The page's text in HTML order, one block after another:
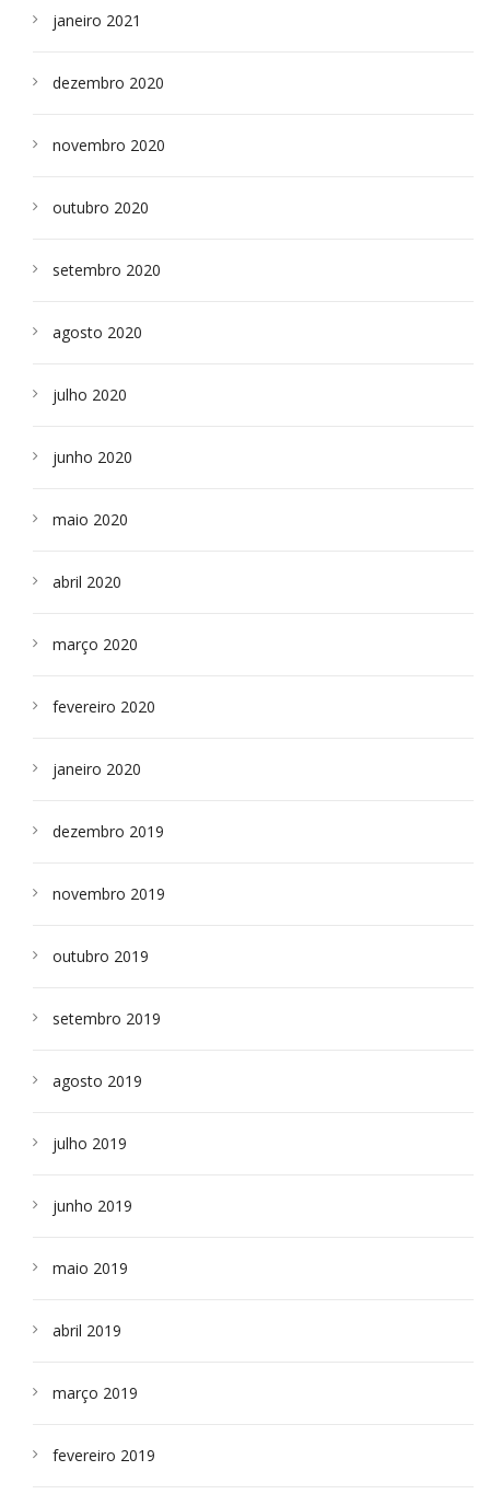
janeiro 2021
dezembro 2020
novembro 2020
outubro 2020
setembro 2020
agosto 2020
julho 2020
junho 2020
maio 2020
abril 2020
março 2020
fevereiro 2020
janeiro 2020
dezembro 2019
novembro 2019
outubro 2019
setembro 2019
agosto 2019
julho 2019
junho 2019
maio 2019
abril 2019
março 2019
fevereiro 2019